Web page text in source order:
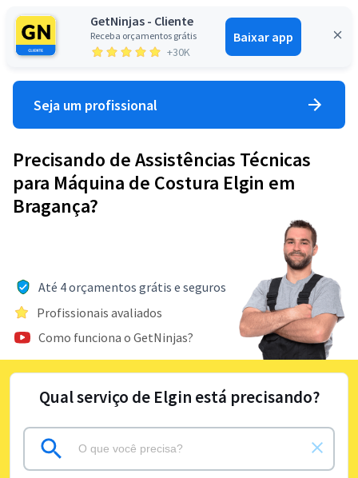
GetNinjas - Cliente
Receba orçamentos grátis
+30K
Baixar app
Entrar
Seja um profissional
Precisando de Assistências Técnicas
para Máquina de Costura Elgin em
Bragança?
Até 4 orçamentos grátis e seguros
Profissionais avaliados
Como funciona o GetNinjas?
Qual serviço de Elgin está precisando?